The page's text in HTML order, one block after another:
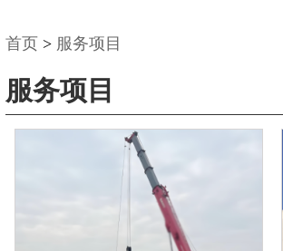
首页 > 服务项目
服务项目